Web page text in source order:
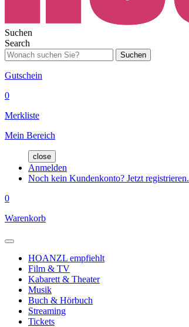
Suchen
Search
Suchen
Gutschein
0
Merkliste
Mein Bereich
close
Anmelden
Noch kein Kundenkonto? Jetzt registrieren.
0
Warenkorb
HOANZL empfiehlt
Film & TV
Kabarett & Theater
Musik
Buch & Hörbuch
Streaming
Tickets